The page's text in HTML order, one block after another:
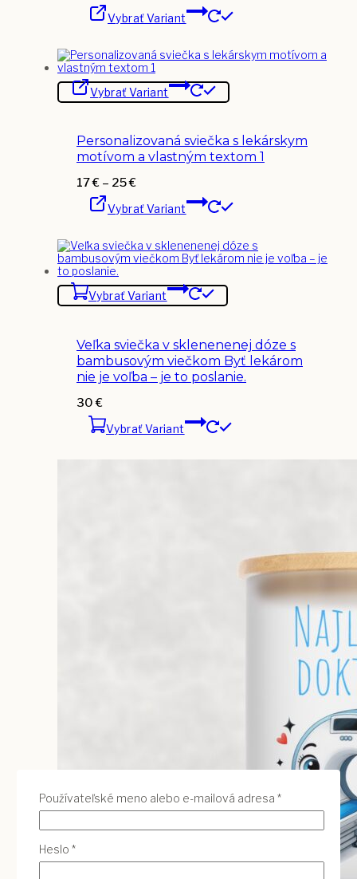
stránke
17 €
25 €
Vybrať Variant
variantov.
stránke
produktu.
Vybrať Variant
Tento
má
Možnosti
si
stránke
Personalizovaná sviečka s lekárskym
motívom a vlastným textom 1
17€ – 25€
17 €
25 €
Vybrať Variant
variantov.
Možnosti
produktu.
Vybrať Variant
Veľka sviečka v sklenenenej dóze s
bambusovým viečkom Byť lekárom
nie je voľba – je to poslanie.
30€
Vybrať Variant
Používateľské meno alebo e-mailová adresa *Povinné
Heslo *Povinné